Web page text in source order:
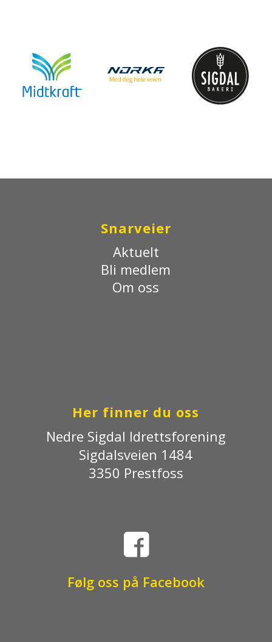
Snarveier
Aktuelt
Bli medlem
Om oss
Her finner du oss
Nedre Sigdal Idrettsforening
Sigdalsveien 1484
3350 Prestfoss

Følg oss på Facebook